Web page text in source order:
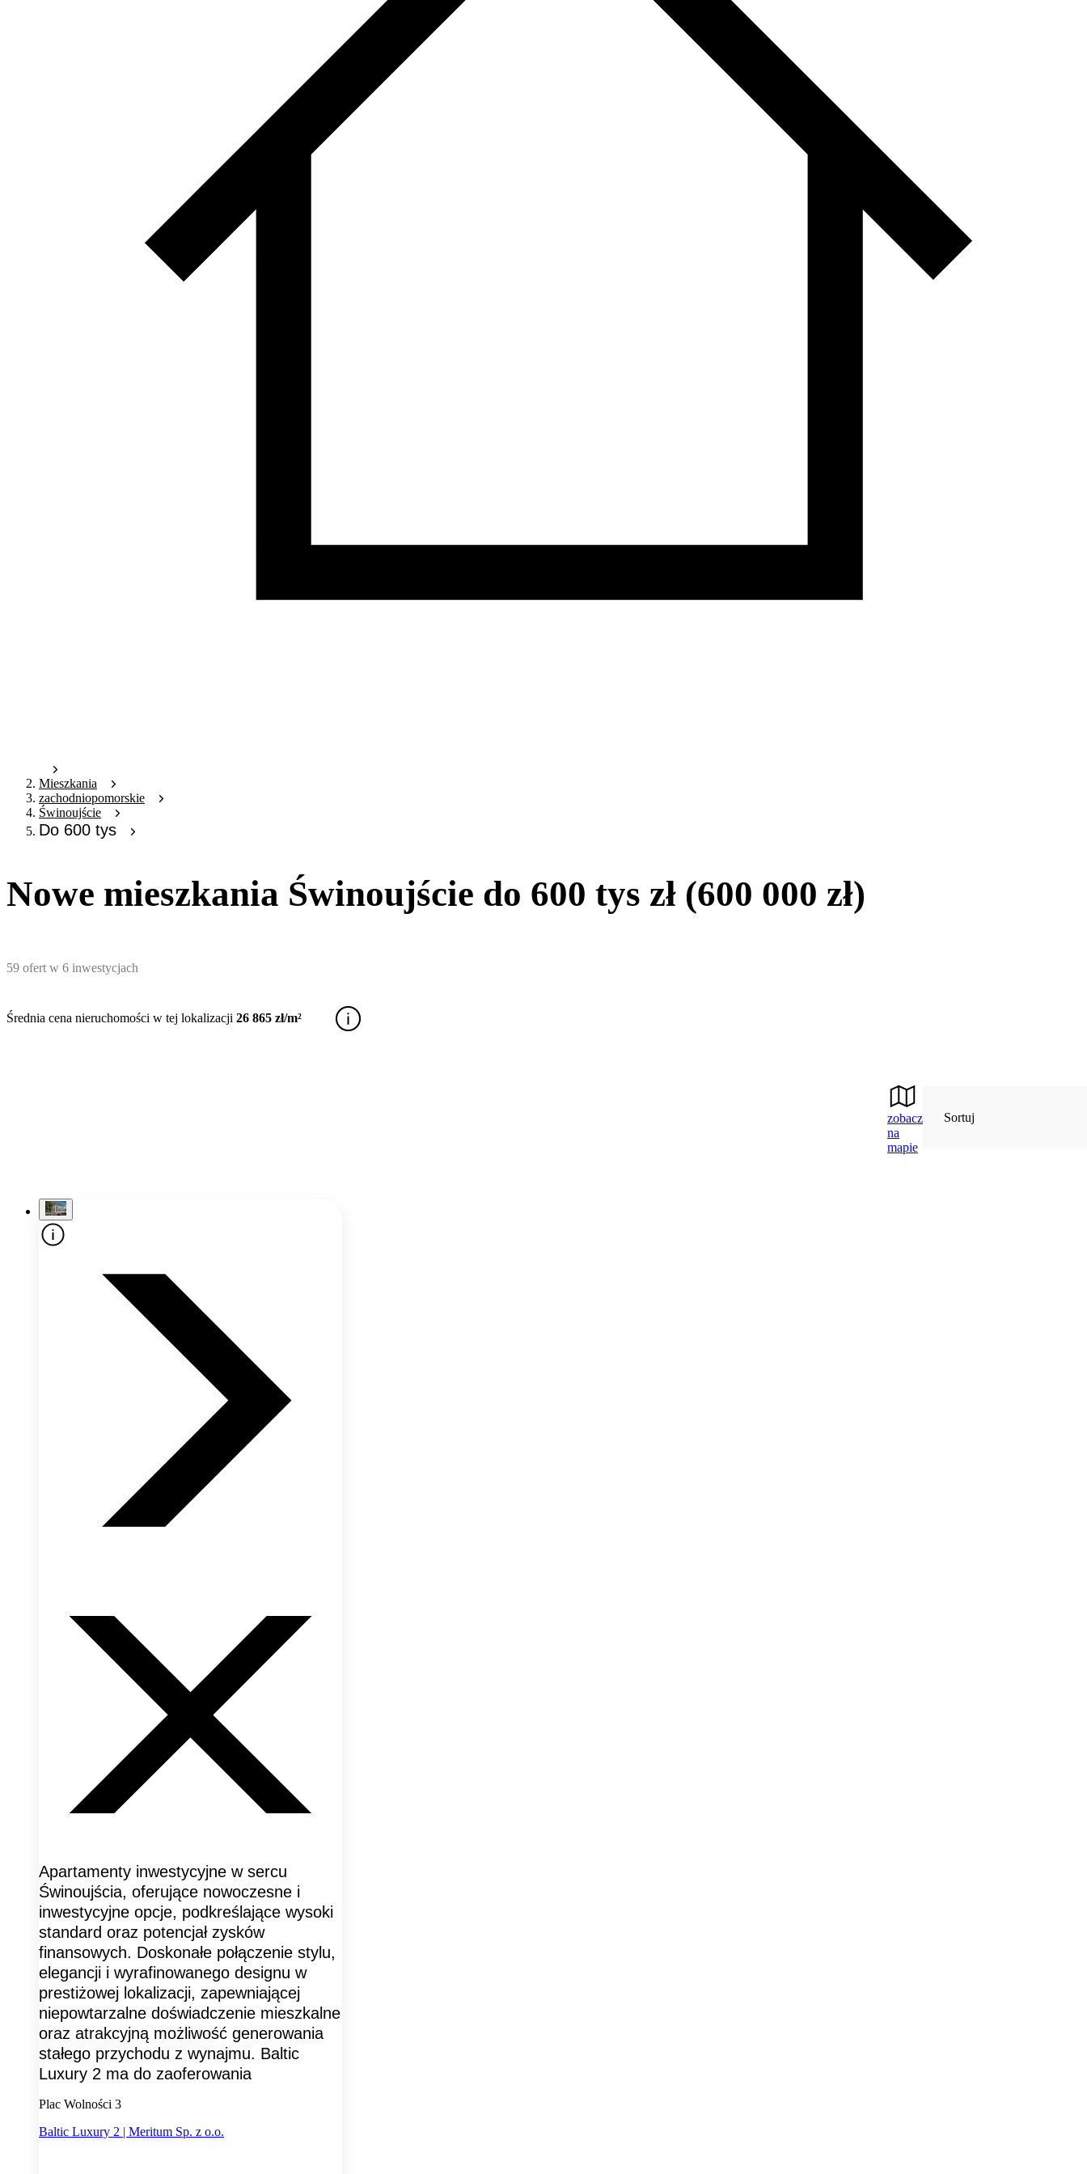
Mieszkania
zachodniopomorskie
Świnoujście
Do 600 tys
Nowe mieszkania Świnoujście do 600 tys zł (600 000 zł)
59 ofert w 6 inwestycjach
Średnia cena nieruchomości w tej lokalizacji 26 865 zł/m²
zobacz
na
mapie
Sortuj
Apartamenty inwestycyjne w sercu
Świnoujścia, oferujące nowoczesne i
inwestycyjne opcje, podkreślające wysoki
standard oraz potencjał zysków
finansowych. Doskonałe połączenie stylu,
elegancji i wyrafinowanego designu w
prestiżowej lokalizacji, zapewniającej
niepowtarzalne doświadczenie mieszkalne
oraz atrakcyjną możliwość generowania
stałego przychodu z wynajmu. Baltic
Luxury 2 ma do zaoferowania
Plac Wolności 3
Baltic Luxury 2 | Meritum Sp. z o.o.